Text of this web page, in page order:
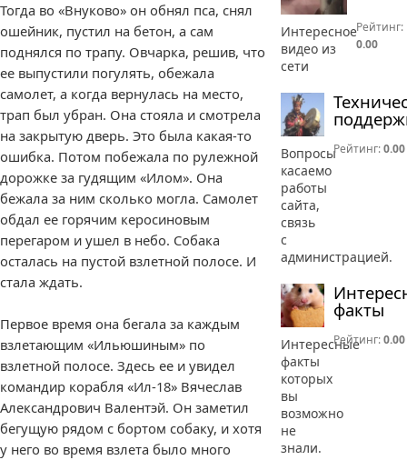
Тогда во «Внуково» он обнял пса, снял
ошейник, пустил на бетон, а сам
поднялся по трапу. Овчарка, решив, что
ее выпустили погулять, обежала
самолет, а когда вернулась на место,
трап был убран. Она стояла и смотрела
на закрытую дверь. Это была какая-то
ошибка. Потом побежала по рулежной
дорожке за гудящим «Илом». Она
бежала за ним сколько могла. Самолет
обдал ее горячим керосиновым
перегаром и ушел в небо. Собака
осталась на пустой взлетной полосе. И
стала ждать.
Первое время она бегала за каждым
взлетающим «Ильюшиным» по
взлетной полосе. Здесь ее и увидел
командир корабля «Ил-18» Вячеслав
Александрович Валентэй. Он заметил
бегущую рядом с бортом собаку, и хотя
у него во время взлета было много
Интересное
видео из
сети
Рейтинг:
0.00
Вопросы
касаемо
работы
сайта,
связь
с
администрацией.
Рейтинг:0.00
факты
Интересные
факты
которых
вы
возможно
не
знали.
Рейтинг:0.00